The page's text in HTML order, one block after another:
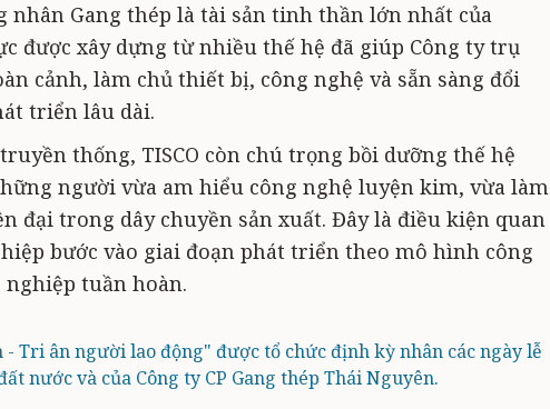
nhân Gang thép là tài sản tinh thần lớn nhất của
được xây dựng từ nhiều thế hệ đã giúp Công ty trụ
cảnh, làm chủ thiết bị, công nghệ và sẵn sàng đổi
triển lâu dài.
thống, TISCO còn chú trọng bồi dưỡng thế hệ
người vừa am hiểu công nghệ luyện kim, vừa làm
đại trong dây chuyền sản xuất. Đây là điều kiện quan
bước vào giai đoạn phát triển theo mô hình công
tuần hoàn.
- Tri ân người lao động" được tổ chức định kỳ nhân các ngày lễ
nước và của Công ty CP Gang thép Thái Nguyên.